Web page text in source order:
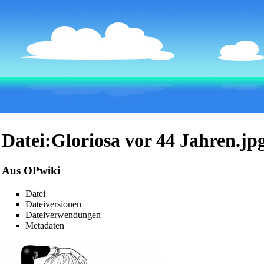
Datei:Gloriosa vor 44
Aus OPwiki
Datei
Dateiversionen
Dateiverwendungen
Metadaten